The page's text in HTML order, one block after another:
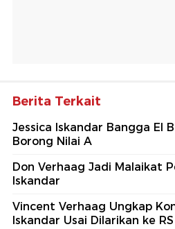
Berita Terkait
Jessica Iskandar Bangga El
Borong Nilai A
Don Verhaag Jadi Malaikat
Iskandar
Vincent Verhaag Ungkap
Iskandar Usai Dilarikan ke RS